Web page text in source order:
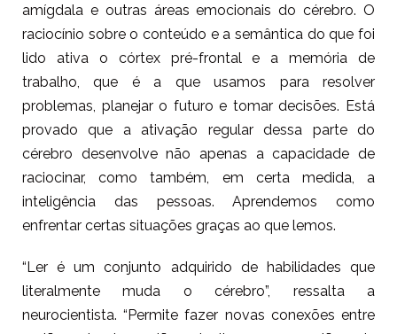
amígdala e outras áreas emocionais do cérebro. O
raciocínio sobre o conteúdo e a semântica do que foi
lido ativa o córtex pré-frontal e a memória de
trabalho, que é a que usamos para resolver
problemas, planejar o futuro e tomar decisões. Está
provado que a ativação regular dessa parte do
cérebro desenvolve não apenas a capacidade de
raciocinar, como também, em certa medida, a
inteligência das pessoas. Aprendemos como
enfrentar certas situações graças ao que lemos.
“Ler é um conjunto adquirido de habilidades que
literalmente muda o cérebro”, ressalta a
neurocientista. “Permite fazer novas conexões entre